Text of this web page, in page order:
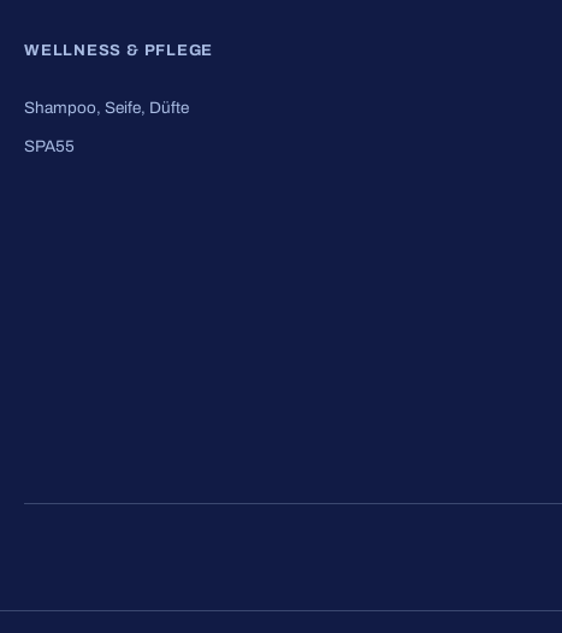
WELLNESS & PFLEGE
Shampoo, Seife, Düfte
SPA55